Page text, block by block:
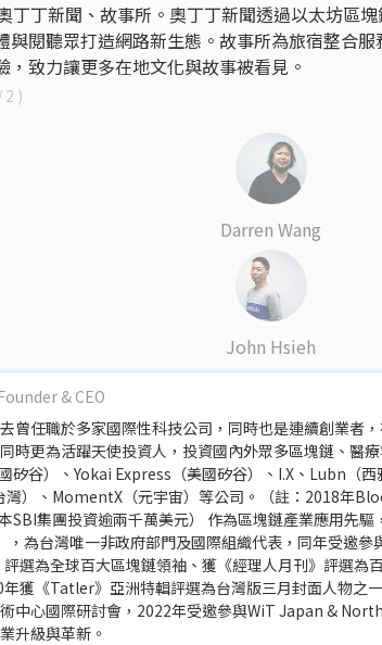
丁丁新聞、故事所。奧丁丁新聞透過以太坊區
與閱聽眾打造網路新生態。故事所為旅宿整合
，致力讓更多在地文化與故事被看見。
2 )
Darren Wang
John Hsieh
& CEO
曾任職於多家國際性科技公司，同時也是連續創業者
時更為活躍天使投資人，投資國內外眾多區塊鏈、醫
矽谷）、Yokai Express（美國矽谷）、I.X、Lubn（
灣）、MomentX（元宇宙）等公司。（註：2018年
SBI集團投資逾兩千萬美元） 作為區塊鏈產業應用先
，為台灣唯一非政府部門及國際組織代表，同年受邀
評選為全球百大區塊鏈領袖、獲《經理人月刊》評選
年獲《Tatler》亞洲特輯評選為台灣版三月封面人物之
中心國際研討會，2022年受邀參與WiT Japan &
升級與革新。